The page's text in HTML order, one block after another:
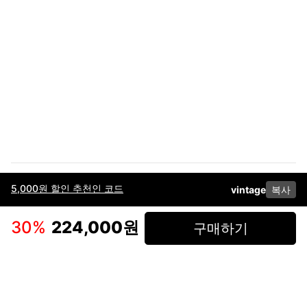
5,000원 할인 추천인 코드 vintage 복사
30% 224,000원 구매하기
이용약관고객센터판매개인정보 처리방침사업자 정보다운로드
인스타그램
페이스북